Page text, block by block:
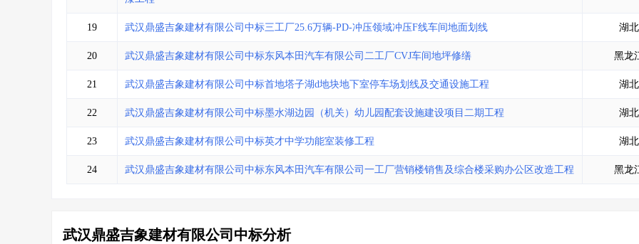
19 武汉鼎盛吉象建材有限公司中标三工厂25.6万辆-PD-冲压领域冲压F线车间地面划线 湖
20 武汉鼎盛吉象建材有限公司中标东风本田汽车有限公司二工厂CVJ车间地坪修缮 黑龙
21 武汉鼎盛吉象建材有限公司中标首地塔子湖d地块地下室停车场划线及交通设施工程 湖
22 武汉鼎盛吉象建材有限公司中标墨水湖边园（机关）幼儿园配套设施建设项目二期工程 湖
23 武汉鼎盛吉象建材有限公司中标英才中学功能室装修工程 湖
24 武汉鼎盛吉象建材有限公司中标东风本田汽车有限公司一工厂营销楼销售及综合楼采购办公区改造工程 黑龙
武汉鼎盛吉象建材有限公司中标分析